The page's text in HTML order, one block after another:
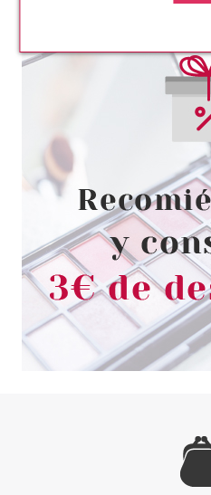
EUGENE
EUGENE
PURIFIC
Pvr 19.90€
-90%
OROFLUIDO